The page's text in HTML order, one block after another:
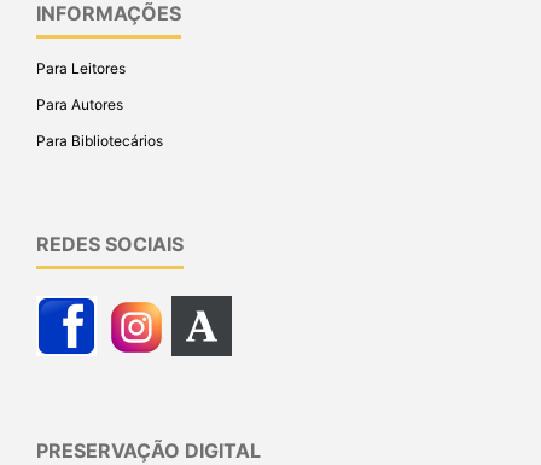
INFORMAÇÕES
Para Leitores
Para Autores
Para Bibliotecários
REDES SOCIAIS
PRESERVAÇÃO DIGITAL